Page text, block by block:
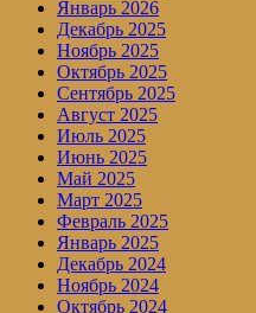
Январь 2026
Декабрь 2025
Ноябрь 2025
Октябрь 2025
Сентябрь 2025
Август 2025
Июль 2025
Июнь 2025
Май 2025
Март 2025
Февраль 2025
Январь 2025
Декабрь 2024
Ноябрь 2024
Октябрь 2024